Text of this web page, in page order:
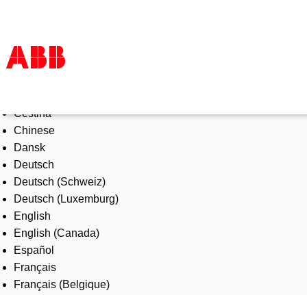
Products & Solutions
Industries
Services
About us
Where to buy
Contact us
Careers
Čeština
Chinese
Dansk
Deutsch
Deutsch (Schweiz)
Deutsch (Luxemburg)
English
English (Canada)
Español
Français
Français (Belgique)